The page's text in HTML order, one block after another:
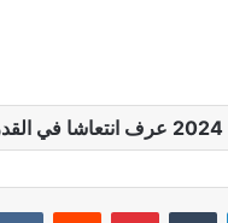
لينكدإن بينتيريست